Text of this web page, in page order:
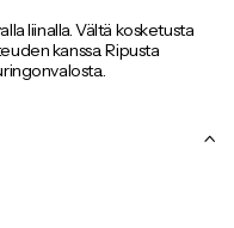
liinalla. Vältä kosketusta
kanssa. Ripusta